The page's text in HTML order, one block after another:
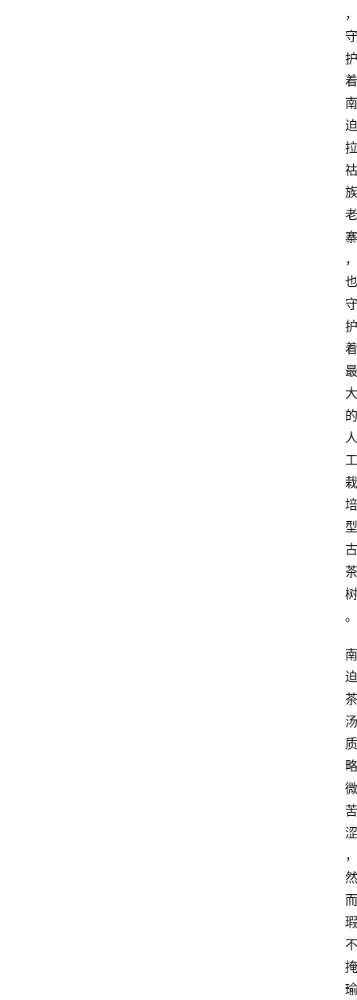
，
守
护
着
南
迫
拉
祜
族
老
寨
，
也
守
护
着
最
大
的
人
工
栽
培
型
古
茶
树
。
南
迫
茶
汤
质
略
微
苦
涩
，
然
而
瑕
不
掩
瑜